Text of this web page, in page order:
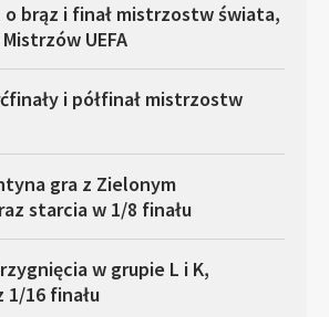
o brąz i finał mistrzostw świata,
UEFA
i półfinał mistrzostw
gra z Zielonym
starcia w 1/8 finału
w grupie L i K,
1/16 finału